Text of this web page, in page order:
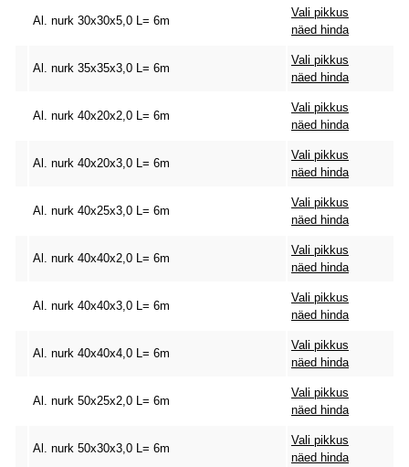
Al. nurk 30x30x5,0 L= 6m
Vali pikkus
näed hinda
Al. nurk 35x35x3,0 L= 6m
Vali pikkus
näed hinda
Al. nurk 40x20x2,0 L= 6m
Vali pikkus
näed hinda
Al. nurk 40x20x3,0 L= 6m
Vali pikkus
näed hinda
Al. nurk 40x25x3,0 L= 6m
Vali pikkus
näed hinda
Al. nurk 40x40x2,0 L= 6m
Vali pikkus
näed hinda
Al. nurk 40x40x3,0 L= 6m
Vali pikkus
näed hinda
Al. nurk 40x40x4,0 L= 6m
Vali pikkus
näed hinda
Al. nurk 50x25x2,0 L= 6m
Vali pikkus
näed hinda
Al. nurk 50x30x3,0 L= 6m
Vali pikkus
näed hinda